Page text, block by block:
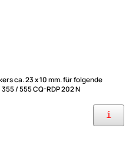
ca. 23 x 10 mm. für folgende
/ 355 / 555 CQ-RDP 202 N